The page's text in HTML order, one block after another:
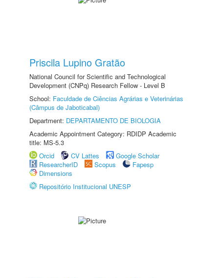
Priscila Lupino Gratão
National Council for Scientific and Technological
Development (CNPq) Research Fellow - Level B
School: Faculdade de Ciências Agrárias e Veterinárias
(Câmpus de Jaboticabal)
Department: DEPARTAMENTO DE BIOLOGIA
Academic Appointment Category: RDIDP Academic
title: MS-5.3
Orcid
CV Lattes
Google Scholar
ResearcherID
Scopus
Fapesp
Dimensions
Repositório Institucional UNESP